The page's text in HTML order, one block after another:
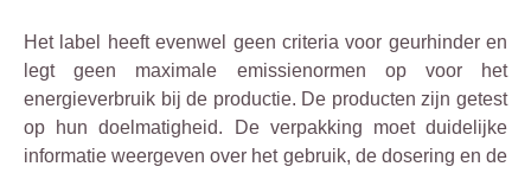
Het label heeft evenwel geen criteria voor geurhinder en
legt geen maximale emissienormen op voor het
energieverbruik bij de productie. De producten zijn getest
op hun doelmatigheid. De verpakking moet duidelijke
informatie weergeven over het gebruik, de dosering en de